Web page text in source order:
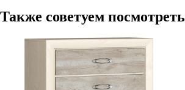
Также советуем посмотреть